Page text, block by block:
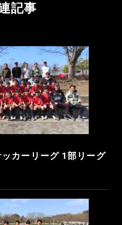
記事
カーリーグ 1部リーグ